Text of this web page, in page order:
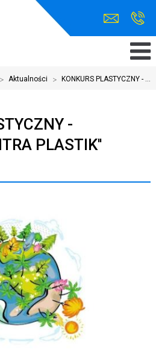
> Aktualności > KONKURS PLASTYCZNY - ...
-
PLASTIK''